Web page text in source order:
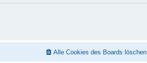
Alle Cookies des Boards löschen